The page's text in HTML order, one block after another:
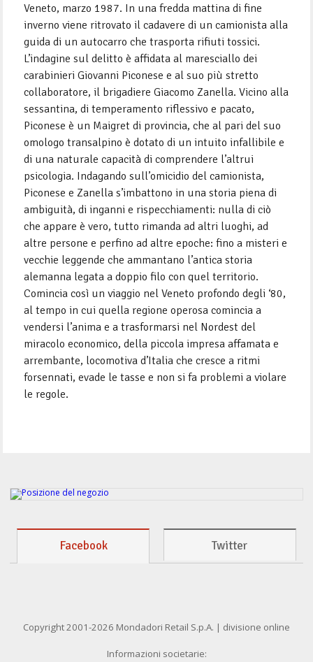
Veneto, marzo 1987. In una fredda mattina di fine
inverno viene ritrovato il cadavere di un camionista alla
guida di un autocarro che trasporta rifiuti tossici.
L’indagine sul delitto è affidata al maresciallo dei
carabinieri Giovanni Piconese e al suo più stretto
collaboratore, il brigadiere Giacomo Zanella. Vicino alla
sessantina, di temperamento riflessivo e pacato,
Piconese è un Maigret di provincia, che al pari del suo
omologo transalpino è dotato di un intuito infallibile e
di una naturale capacità di comprendere l’altrui
psicologia. Indagando sull’omicidio del camionista,
Piconese e Zanella s’imbattono in una storia piena di
ambiguità, di inganni e rispecchiamenti: nulla di ciò
che appare è vero, tutto rimanda ad altri luoghi, ad
altre persone e perfino ad altre epoche: fino a misteri e
vecchie leggende che ammantano l’antica storia
alemanna legata a doppio filo con quel territorio.
Comincia così un viaggio nel Veneto profondo degli ‘80,
al tempo in cui quella regione operosa comincia a
vendersi l’anima e a trasformarsi nel Nordest del
miracolo economico, della piccola impresa affamata e
arrembante, locomotiva d’Italia che cresce a ritmi
forsennati, evade le tasse e non si fa problemi a violare
le regole.
Facebook Twitter
Copyright 2001-2026 Mondadori Retail S.p.A. | divisione online
Informazioni societarie: